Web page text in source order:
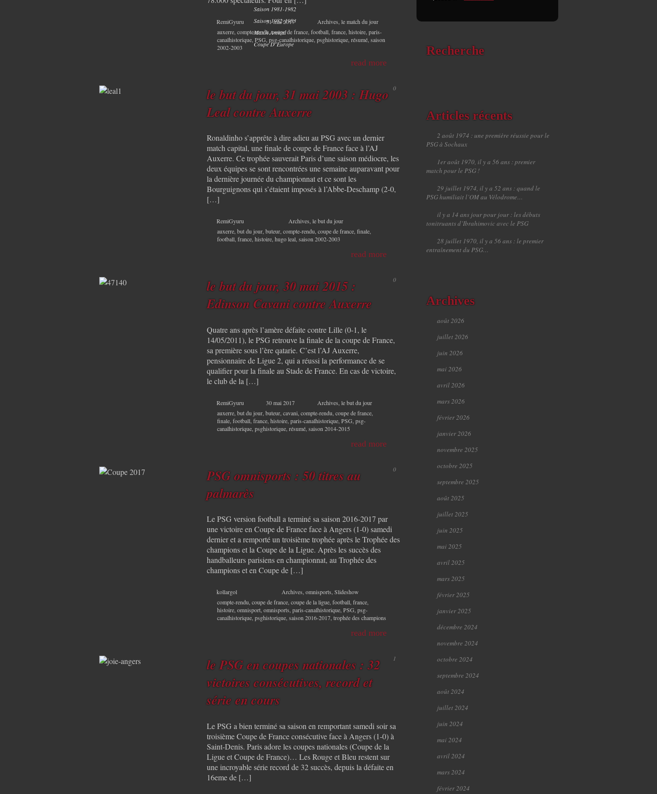
Saison 1981-1982
Saison 1982-1983
Match Amical
Coupe D’Europe
RemiGyuru 31 mai 2017 Archives le match du jour
auxerre compte-rendu ,coupe de france football france histoire paris-
canalhistorique PSG psg-canalhistorique psghistorique résumé saison
2002-2003
read more
0
le but du jour, 31 mai 2003 : Hugo
Leal contre Auxerre
Ronaldinho s’apprête à dire adieu au PSG avec un dernier
match capital, une finale de coupe de France face à l’AJ
Auxerre. Ce trophée sauverait Paris d’une saison médiocre, les
deux équipes se sont rencontrées une semaine auparavant pour
la dernière journée du championnat et ce sont les
Bourguignons qui s’étaient imposés à l’Abbe-Deschamp (2-0,
[…]
RemiGyuru Archives le but du jour
auxerre but du jour buteur compte-rendu coupe de france finale
football france histoire hugo leal saison 2002-2003
read more
0
le but du jour, 30 mai 2015 :
Edinson Cavani contre Auxerre
Quatre ans après l’amère défaite contre Lille (0-1, le
14/05/2011), le PSG retrouve la finale de la coupe de France,
sa première sous l’ère qatarie. C’est l’AJ Auxerre,
pensionnaire de Ligue 2, qui a réussi la performance de se
qualifier pour la finale au Stade de France. En cas de victoire,
le club de la […]
RemiGyuru 30 mai 2017 Archives le but du jour
auxerre but du jour buteur cavani compte-rendu coupe de france
finale football france histoire paris-canalhistorique PSG psg-
canalhistorique psghistorique résumé saison 2014-2015
read more
0
PSG omnisports : 50 titres au
palmarès
Le PSG version football a terminé sa saison 2016-2017 par
une victoire en Coupe de France face à Angers (1-0) samedi
dernier et a remporté un troisième trophée après le Trophée des
champions et la Coupe de la Ligue. Après les succès des
handballeurs parisiens en championnat, au Trophée des
champions et en Coupe de […]
kollargol Archives,omnisports,Slideshow
compte-rendu,coupe de france,coupe de la ligue,football,france,
histoire,omnisport,omnisports,paris-canalhistorique,PSG,psg-
canalhistorique,psghistorique,saison 2016-2017,trophée des champions
read more
1
le PSG en coupes nationales : 32
victoires consécutives, record et
série en cours
Le PSG a bien terminé sa saison en remportant samedi soir sa
troisième Coupe de France consécutive face à Angers (1-0) à
Saint-Denis. Paris adore les coupes nationales (Coupe de la
Ligue et Coupe de France)… Les Rouge et Bleu restent sur
une incroyable série record de 32 succès, depuis la défaite en
16eme de […]
Recherche
Articles récents
2 août 1974 : une première réussie pour le
PSG à Sochaux
1er août 1970, il y a 56 ans : premier
match pour le PSG !
29 juillet 1974, il y a 52 ans : quand le
PSG humiliait l’OM au Vélodrome…
il y a 14 ans jour pour jour : les débuts
tonitruants d’Ibrahimovic avec le PSG
28 juillet 1970, il y a 56 ans : le premier
entraînement du PSG…
Archives
août 2026
juillet 2026
juin 2026
mai 2026
avril 2026
mars 2026
février 2026
janvier 2026
novembre 2025
octobre 2025
septembre 2025
août 2025
juillet 2025
juin 2025
mai 2025
avril 2025
mars 2025
février 2025
janvier 2025
décembre 2024
novembre 2024
octobre 2024
septembre 2024
août 2024
juillet 2024
juin 2024
mai 2024
avril 2024
mars 2024
février 2024